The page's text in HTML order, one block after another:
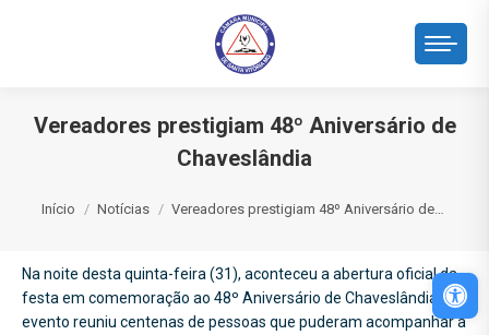
Vereadores prestigiam 48º Aniversário de
Chaveslândia
Início Notícias Vereadores prestigiam 48º Aniversário de…
Na noite desta quinta-feira (31), aconteceu a abertura oficial da
festa em comemoração ao 48º Aniversário de Chaveslândia. O
evento reuniu centenas de pessoas que puderam acompanhar a